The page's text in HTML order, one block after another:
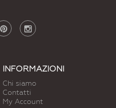
INFORMAZIONI
Chi siamo
Contatti
My Account